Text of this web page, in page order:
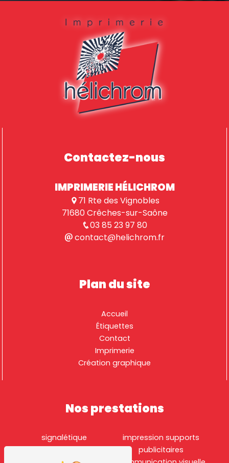
Contactez-nous
IMPRIMERIE HÉLICHROM
71 Rte des Vignobles
71680 Crêches-sur-Saône
03 85 23 97 80
contact@helichrom.fr
Plan du site
Accueil
Étiquettes
Contact
Imprimerie
Création graphique
Nos prestations
signalétique
impression supports
publicitaires